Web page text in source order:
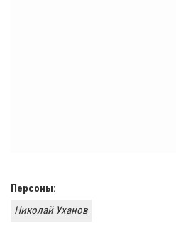
Персоны:
Николай Уханов